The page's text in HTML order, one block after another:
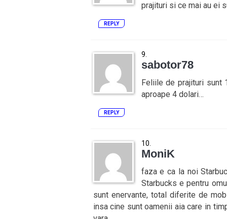
prajituri si ce mai au ei
REPLY
sabotor78
Feliile de prajituri sunt
aproape 4 dolari…
REPLY
MoniK
faza e ca la noi
Starbucks e pentru
sunt enervante, total diferite de
insa cine sunt oamenii aia care in